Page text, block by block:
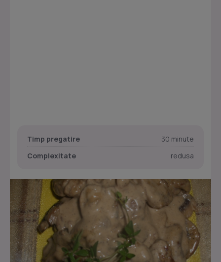
Timp pregatire
30 minute
Complexitate
redusa